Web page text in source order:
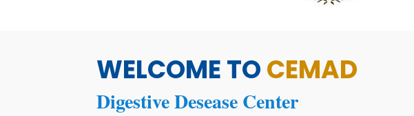
WELCOME TOCEMAD
Digestive Desease Center